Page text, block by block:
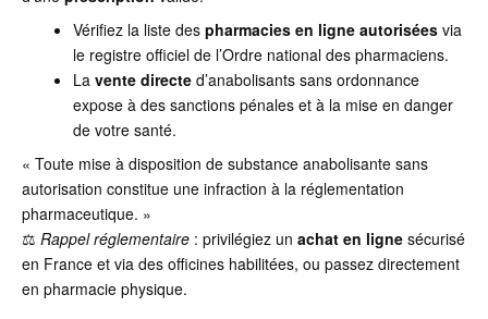
Vérifiez la liste des pharmacies en ligne autoriséesvia
le registre officiel de l’Ordre national des pharmaciens.
La vente directed’anabolisants sans ordonnance
expose à des sanctions pénales et à la mise en danger
de votre santé.
« Toute mise à disposition de substance anabolisante sans
autorisation constitue une infraction à la réglementation
pharmaceutique. »
⚖️ Rappel réglementaire : privilégiez un achat en ligne sécurisé
en France et via des officines habilitées, ou passez directement
en pharmacie physique.